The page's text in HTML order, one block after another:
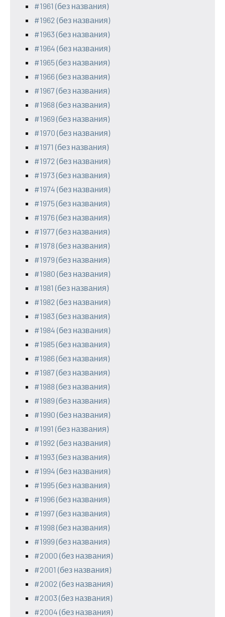
#1961 (без названия)
#1962 (без названия)
#1963 (без названия)
#1964 (без названия)
#1965 (без названия)
#1966 (без названия)
#1967 (без названия)
#1968 (без названия)
#1969 (без названия)
#1970 (без названия)
#1971 (без названия)
#1972 (без названия)
#1973 (без названия)
#1974 (без названия)
#1975 (без названия)
#1976 (без названия)
#1977 (без названия)
#1978 (без названия)
#1979 (без названия)
#1980 (без названия)
#1981 (без названия)
#1982 (без названия)
#1983 (без названия)
#1984 (без названия)
#1985 (без названия)
#1986 (без названия)
#1987 (без названия)
#1988 (без названия)
#1989 (без названия)
#1990 (без названия)
#1991 (без названия)
#1992 (без названия)
#1993 (без названия)
#1994 (без названия)
#1995 (без названия)
#1996 (без названия)
#1997 (без названия)
#1998 (без названия)
#1999 (без названия)
#2000 (без названия)
#2001 (без названия)
#2002 (без названия)
#2003 (без названия)
#2004 (без названия)